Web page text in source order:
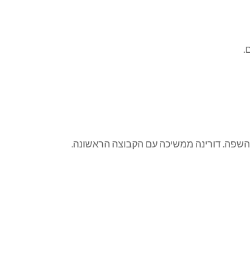
השפה. דורינה ממשיכה עם הקבוצה הראשונה.